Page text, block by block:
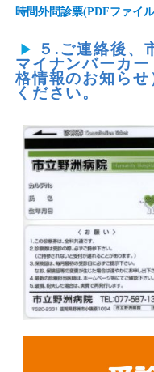
時間外問診票(PDFファイ
５.ご連絡後、
マイナンバーカ
格情報のお知ら
ください。